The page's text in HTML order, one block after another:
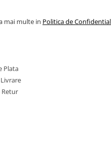
mai multe in Politica de
Plata
Retur